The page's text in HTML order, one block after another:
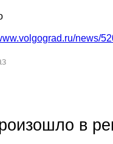
news/
в